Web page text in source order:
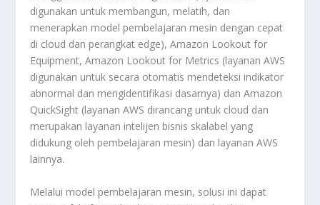
digunakan untuk membangun, melatih, dan
menerapkan model pembelajaran mesin dengan cepat
di cloud dan perangkat edge), Amazon Lookout for
Equipment, Amazon Lookout for Metrics (layanan AWS
digunakan untuk secara otomatis mendeteksi indikator
abnormal dan mengidentifikasi dasarnya) dan Amazon
QuickSight (layanan AWS dirancang untuk cloud dan
merupakan layanan intelijen bisnis skalabel yang
didukung oleh pembelajaran mesin) dan layanan AWS
lainnya.
Melalui model pembelajaran mesin, solusi ini dapat